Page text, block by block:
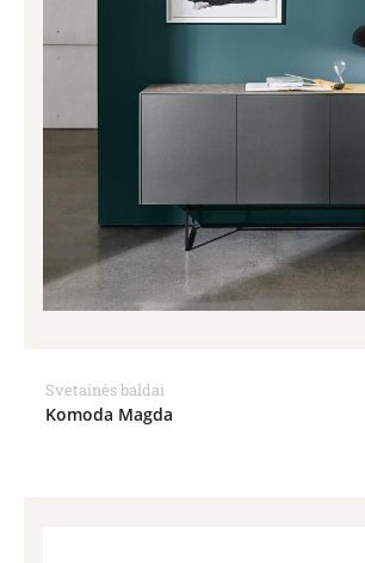
Svetainės baldai
Komoda Magda